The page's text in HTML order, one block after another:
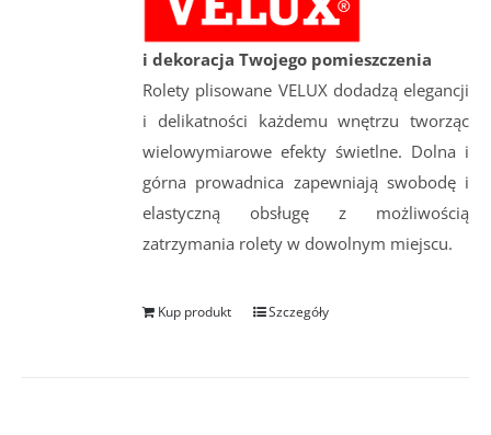
i dekoracja Twojego pomieszczenia
Rolety plisowane VELUX dodadzą elegancji
i delikatności każdemu wnętrzu tworząc
wielowymiarowe efekty świetlne. Dolna i
górna prowadnica zapewniają swobodę i
elastyczną obsługę z możliwością
zatrzymania rolety w dowolnym miejscu.
Kup produkt Szczegóły